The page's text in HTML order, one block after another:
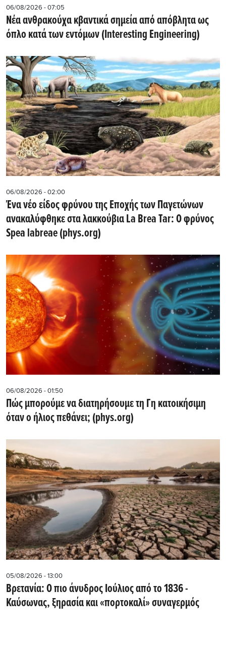
06/08/2026 - 07:05
Νέα ανθρακούχα κβαντικά σημεία από απόβλητα ως
όπλο κατά των εντόμων (Interesting Engineering)
06/08/2026 - 02:00
Ένα νέο είδος φρύνου της Εποχής των Παγετώνων
ανακαλύφθηκε στα λακκούβια La Brea Tar: Ο φρύνος
Spea labreae (phys.org)
06/08/2026 - 01:50
Πώς μπορούμε να διατηρήσουμε τη Γη κατοικήσιμη
όταν ο ήλιος πεθάνει; (phys.org)
05/08/2026 - 13:00
Βρετανία: Ο πιο άνυδρος Ιούλιος από το 1836 -
Καύσωνας, ξηρασία και «πορτοκαλί» συναγερμός